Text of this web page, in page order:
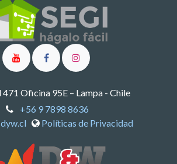
Oficina 95E – Lampa - Chile
+56 9 7898 8636
Políticas de Privacidad